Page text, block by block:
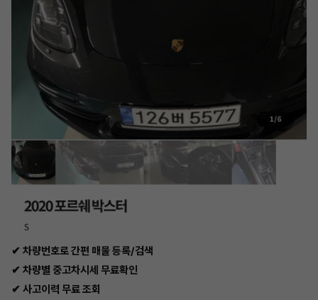
✔ 차량번호로 간편 매물 등록/검색
✔ 차량별 중고차시세 무료확인
✔ 사고이력 무료 조회